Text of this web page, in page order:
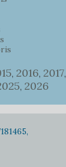
, 2016, 2017,
, 2026